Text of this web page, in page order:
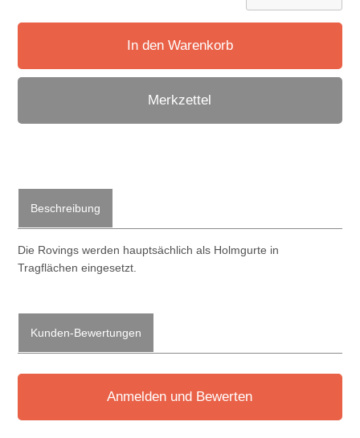
In den Warenkorb
Merkzettel
Beschreibung
Die Rovings werden hauptsächlich als Holmgurte in
Tragflächen eingesetzt.
Kunden-Bewertungen
Anmelden und Bewerten